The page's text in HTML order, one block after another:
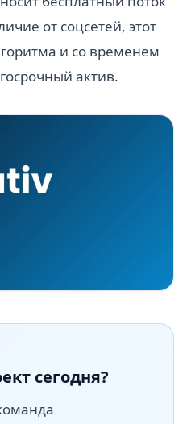
от соцсетей, этот
и со временем
актив.
сегодня?